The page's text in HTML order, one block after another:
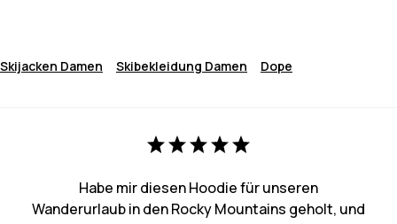
Skijacken Damen Skibekleidung Damen Dope
Habe mir diesen Hoodie für unseren
Wanderurlaub in den Rocky Mountains geholt, und